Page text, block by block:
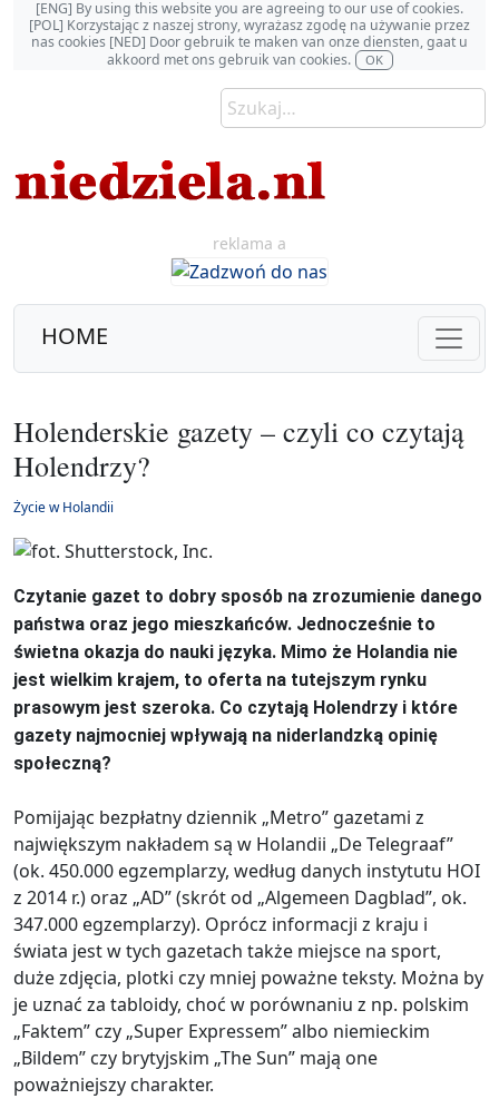
[ENG] By using this website you are agreeing to our use of cookies.
[POL] Korzystając z naszej strony, wyrażasz zgodę na używanie przez
nas cookies [NED] Door gebruik te maken van onze diensten, gaat u
akkoord met ons gebruik van cookies.
OK
reklama a
HOME
Holenderskie gazety – czyli co czytają
Holendrzy?
Życie w Holandii
Czytanie gazet to dobry sposób na zrozumienie danego
państwa oraz jego mieszkańców. Jednocześnie to
świetna okazja do nauki języka. Mimo że Holandia nie
jest wielkim krajem, to oferta na tutejszym rynku
prasowym jest szeroka. Co czytają Holendrzy i które
gazety najmocniej wpływają na niderlandzką opinię
społeczną?
Pomijając bezpłatny dziennik „Metro” gazetami z
największym nakładem są w Holandii „De Telegraaf”
(ok. 450.000 egzemplarzy, według danych instytutu HOI
z 2014 r.) oraz „AD” (skrót od „Algemeen Dagblad”, ok.
347.000 egzemplarzy). Oprócz informacji z kraju i
świata jest w tych gazetach także miejsce na sport,
duże zdjęcia, plotki czy mniej poważne teksty. Można by
je uznać za tabloidy, choć w porównaniu z np. polskim
„Faktem” czy „Super Expressem” albo niemieckim
„Bildem” czy brytyjskim „The Sun” mają one
poważniejszy charakter.